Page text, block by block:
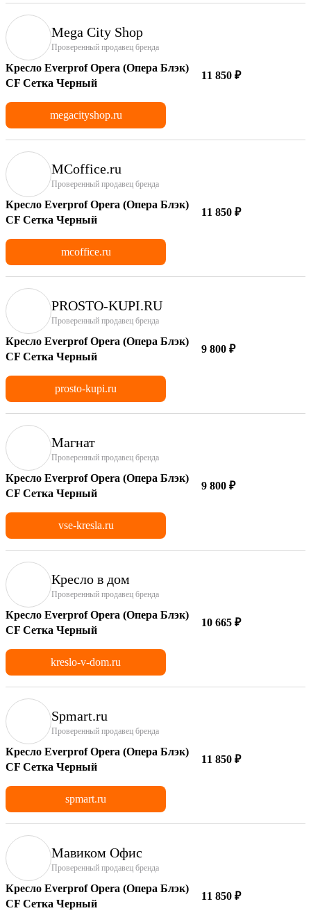
Mega City Shop
Проверенный продавец бренда
Кресло Everprof Opera (Опера Блэк)
CF Сетка Черный
11 850 ₽
megacityshop.ru
MCoffice.ru
Проверенный продавец бренда
Кресло Everprof Opera (Опера Блэк)
CF Сетка Черный
11 850 ₽
mcoffice.ru
PROSTO-KUPI.RU
Проверенный продавец бренда
Кресло Everprof Opera (Опера Блэк)
CF Сетка Черный
9 800 ₽
prosto-kupi.ru
Магнат
Проверенный продавец бренда
Кресло Everprof Opera (Опера Блэк)
CF Сетка Черный
9 800 ₽
vse-kresla.ru
Кресло в дом
Проверенный продавец бренда
Кресло Everprof Opera (Опера Блэк)
CF Сетка Черный
10 665 ₽
kreslo-v-dom.ru
Spmart.ru
Проверенный продавец бренда
Кресло Everprof Opera (Опера Блэк)
CF Сетка Черный
11 850 ₽
spmart.ru
Мавиком Офис
Проверенный продавец бренда
Кресло Everprof Opera (Опера Блэк)
CF Сетка Черный
11 850 ₽